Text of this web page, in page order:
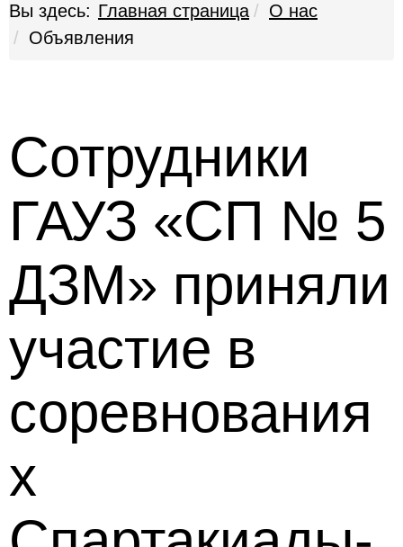
Вы здесь: Главная страница
О нас
Объявления
Сотрудники
ГАУЗ «СП № 5
ДЗМ» приняли
участие в
соревнования
х